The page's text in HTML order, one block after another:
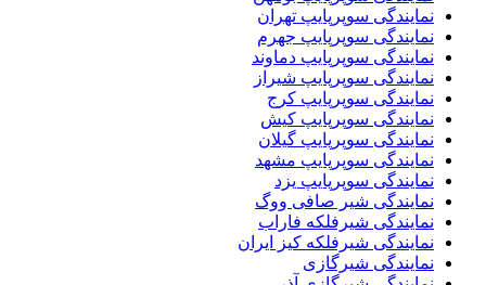
نمایندگی سوپرپایپ تهران
نمایندگی سوپرپایپ جهرم
نمایندگی سوپرپایپ دماوند
نمایندگی سوپرپایپ شیراز
نمایندگی سوپرپایپ کرج
نمایندگی سوپرپایپ کیش
نمایندگی سوپرپایپ گیلان
نمایندگی سوپرپایپ مشهد
نمایندگی سوپرپایپ یزد
نمایندگی شیر صافی ووگ
نمایندگی شیرفلکه فاراب
نمایندگی شیرفلکه کیز ایران
نمایندگی شیرگازی